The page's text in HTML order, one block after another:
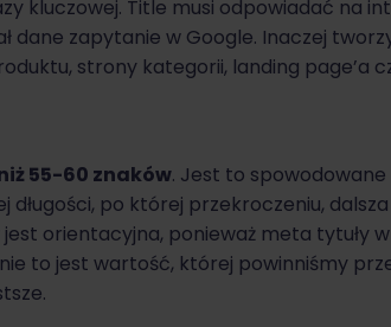
kluczowej. Title musi odpowiadać na
dane zapytanie w Google. Inaczej
strony kategorii, landing page’a
55-60 znaków. Jest to
po której przekroczeniu,
orientacyjna, ponieważ meta tytuły w
to jest wartość, której powinniśmy